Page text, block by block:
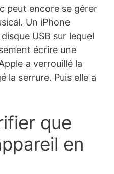
peut encore se gérer
Un iPhone
USB sur lequel
écrire une
a verrouillé la
la serrure. Puis elle a
que
en